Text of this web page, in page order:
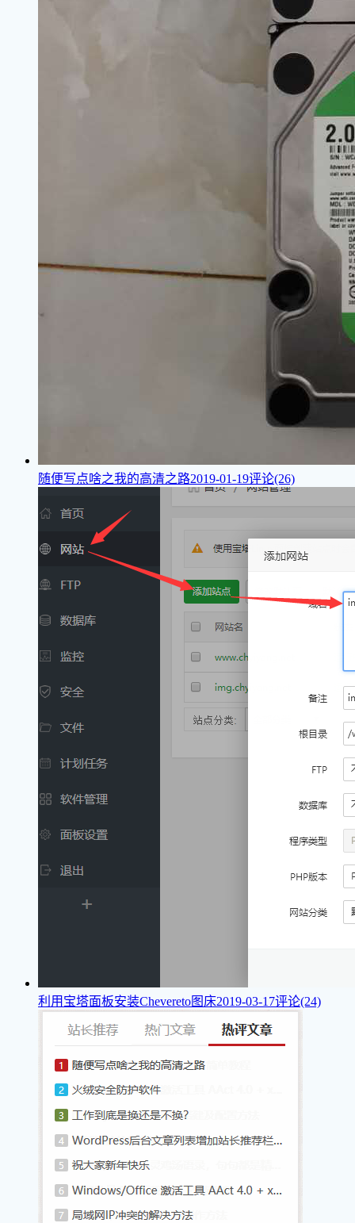
随便写点啥之我的高清之路2019-01-19评论(26)
利用宝塔面板安装Chevereto图床2019-03-17评论(24)